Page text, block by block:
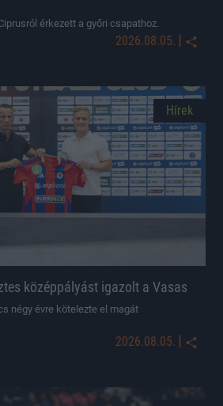
érkezett a győri csapathoz.
2026.08.05. |
Hírek
középpályást igazolt a Vasas
négy évre kötelezte el magát
2026.08.05. |